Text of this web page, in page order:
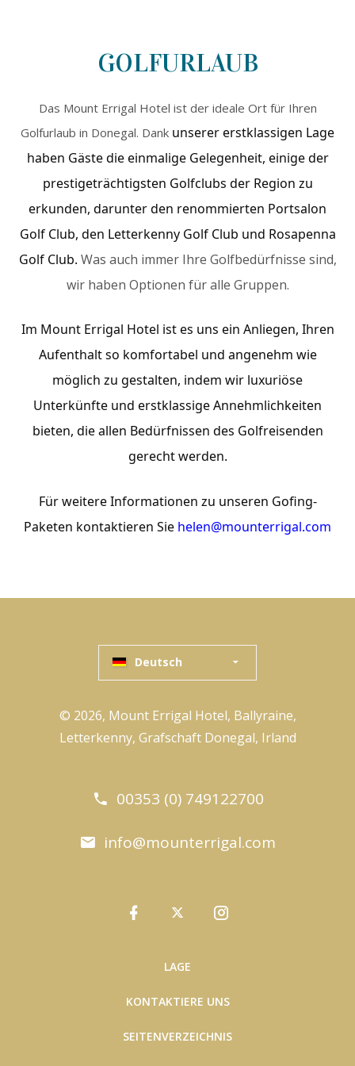
GOLFURLAUB
Das Mount Errigal Hotel ist der ideale Ort für Ihren
Golfurlaub in Donegal. Dank unserer erstklassigen Lage
haben Gäste die einmalige Gelegenheit, einige der
prestigeträchtigsten Golfclubs der Region zu
erkunden, darunter den renommierten Portsalon
Golf Club, den Letterkenny Golf Club und Rosapenna
Golf Club. Was auch immer Ihre Golfbedürfnisse sind,
wir haben Optionen für alle Gruppen.
Im Mount Errigal Hotel ist es uns ein Anliegen, Ihren
Aufenthalt so komfortabel und angenehm wie
möglich zu gestalten, indem wir luxuriöse
Unterkünfte und erstklassige Annehmlichkeiten
bieten, die allen Bedürfnissen des Golfreisenden
gerecht werden.
Für weitere Informationen zu unseren Gofing-
Paketen kontaktieren Sie helen@mounterrigal.com
Deutsch
© 2026, Mount Errigal Hotel, Ballyraine,
Letterkenny, Grafschaft Donegal, Irland
00353 (0) 749122700
info@mounterrigal.com
LAGE
KONTAKTIERE UNS
SEITENVERZEICHNIS